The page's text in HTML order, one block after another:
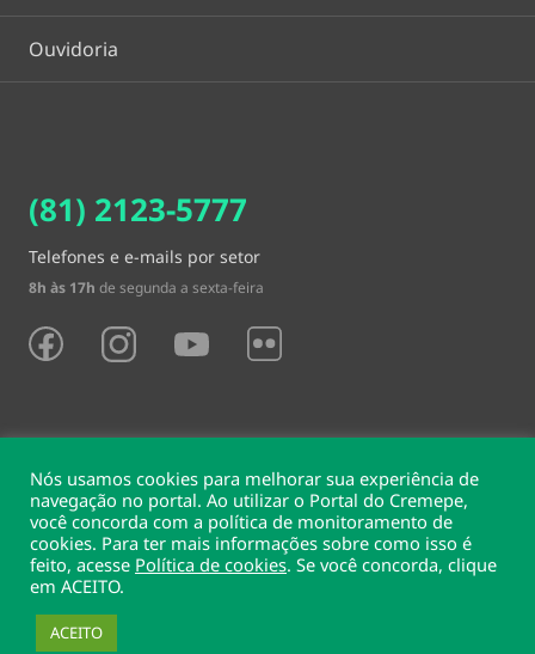
Ouvidoria
(81) 2123-5777
Telefones e e-mails por setor
8h às 17h de segunda a sexta-feira
Sede e delegacias
Conselho Regional de Medicina do Estado de Pernambuco
Rua Conselheiro Portela, 203 - Espinheiro, Recife, PE, 52020-185
Nós usamos cookies para melhorar sua experiência de
navegação no portal. Ao utilizar o Portal do Cremepe,
você concorda com a política de monitoramento de
cookies. Para ter mais informações sobre como isso é
feito, acesse Política de cookies. Se você concorda, clique
em ACEITO.
ACEITO